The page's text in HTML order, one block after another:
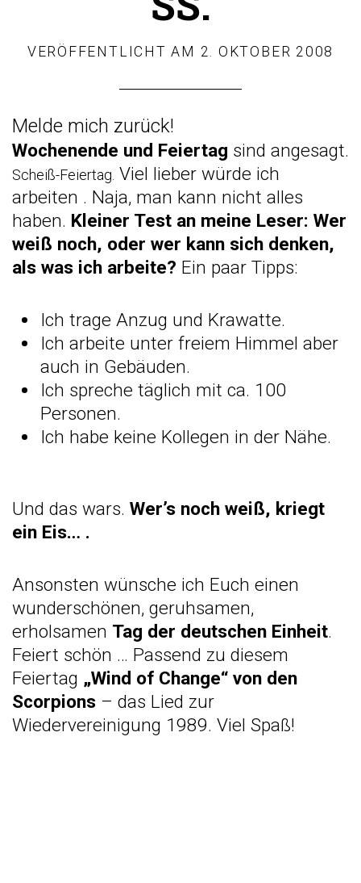
VERÖFFENTLICHT AM 2. OKTOBER 2008
Melde mich zurück!
Wochenende und Feiertag sind angesagt.
Scheiß-Feiertag. Viel lieber würde ich
arbeiten . Naja, man kann nicht alles
haben. Kleiner Test an meine Leser: Wer
weiß noch, oder wer kann sich denken,
als was ich arbeite? Ein paar Tipps:
Ich trage Anzug und Krawatte.
Ich arbeite unter freiem Himmel aber
auch in Gebäuden.
Ich spreche täglich mit ca. 100
Personen.
Ich habe keine Kollegen in der Nähe.
Und das wars. Wer’s noch weiß, kriegt
ein Eis… .
Ansonsten wünsche ich Euch einen
wunderschönen, geruhsamen,
erholsamen Tag der deutschen Einheit.
Feiert schön … Passend zu diesem
Feiertag „Wind of Change“ von den
Scorpions – das Lied zur
Wiedervereinigung 1989. Viel Spaß!